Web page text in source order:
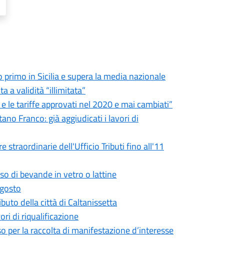
in Sicilia e supera la media nazionale
a validità “illimitata”
le tariffe approvati nel 2020 e mai cambiati”
Franco: già aggiudicati i lavori di
straordinarie dell'Ufficio Tributi fino all'11
di bevande in vetro o lattine
della città di Caltanissetta
di riqualificazione
per la raccolta di manifestazione d’interesse